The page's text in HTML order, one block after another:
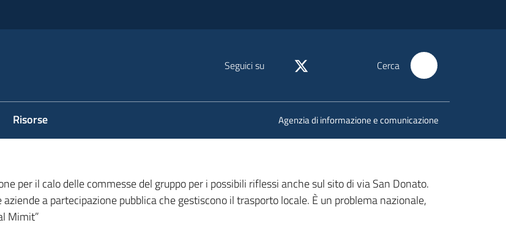
Seguici su Cerca
Risorse Agenzia di informazione e comunicazione
per il calo delle commesse del gruppo per i possibili riflessi anche sul sito di via San Donato.
a partecipazione pubblica che gestiscono il trasporto locale. È un problema nazionale,
Mimit”